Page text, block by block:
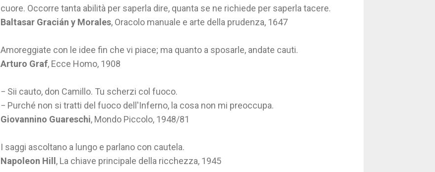
cuore. Occorre tanta abilità per saperla dire, quanta se ne richiede per saperla tacere.
Baltasar Gracián y Morales, Oracolo manuale e arte della prudenza, 1647
Amoreggiate con le idee fin che vi piace; ma quanto a sposarle, andate cauti.
Arturo Graf, Ecce Homo, 1908
− Sii cauto, don Camillo. Tu scherzi col fuoco.
− Purché non si tratti del fuoco dell'Inferno, la cosa non mi preoccupa.
Giovannino Guareschi, Mondo Piccolo, 1948/81
I saggi ascoltano a lungo e parlano con cautela.
Napoleon Hill , La chiave principale della ricchezza, 1945